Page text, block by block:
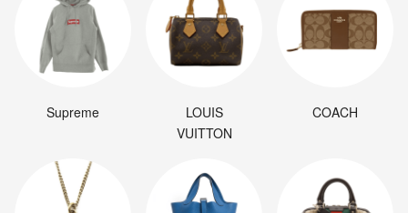
Supreme
LOUIS
VUITTON
COACH